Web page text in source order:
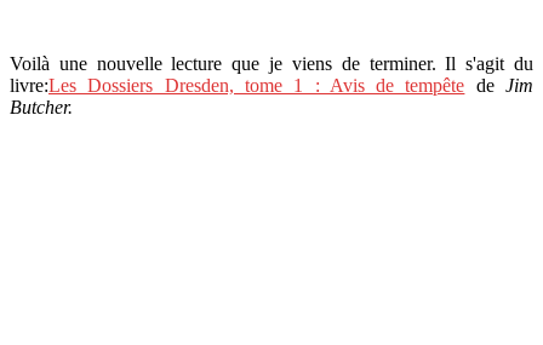
Voilà une nouvelle lecture que je viens de terminer. Il s'agit du
livre:Les Dossiers Dresden, tome 1 : Avis de tempête deJim
Butcher.